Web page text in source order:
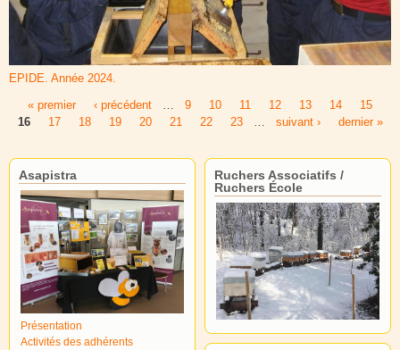
EPIDE. Année 2024.
Pages
« premier ‹ précédent … 9 10 11 12 13 14
15
16
17 18 19 20 21 22 23 … suivant › dernier »
Asapistra
Présentation
Activités des adhérents
Ruchers Associatifs /
Ruchers École